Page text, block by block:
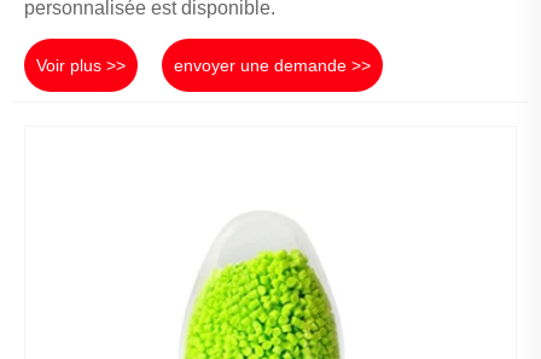
personnalisée est disponible.
Voir plus >> envoyer une demande >>